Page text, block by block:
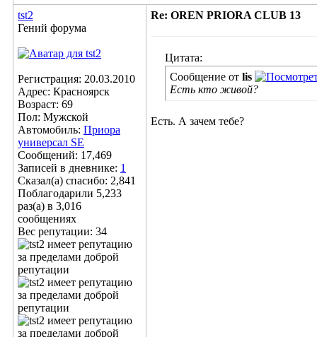
tst2
Гений форума
Регистрация: 20.03.2010
Адрес: Красноярск
Возраст: 69
Пол: Мужской
Автомобиль: Приора
универсал SE
Сообщений: 17,469
Записей в дневнике: 1
Сказал(а) спасибо: 2,841
Поблагодарили 5,233
раз(а) в 3,016
сообщениях
Вес репутации: 34
Re: OREN PRIORA CLUB 13
Цитата:
Сообщение от lis
Есть кто живой?
Есть. А зачем тебе?